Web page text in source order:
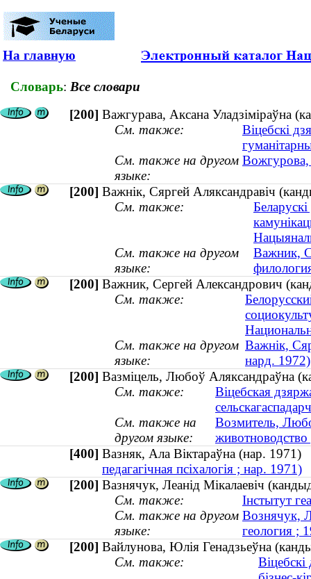
На главную
Словарь: Все словари
[200] Важгурава, Аксана Уладзіміраўна
См. также:
Віцебскі
См. также на другом
языке:
Вожгурова,
[200] Важнік, Сяргей Аляксандравіч
См. также:
См. также на другом
языке:
Важник,
[200] Важник, Сергей Александрович
См. также:
См. также на другом
языке:
Важнік,
нард. 1972)
[200] Вазміцель, Любоў Аляксандраўна
См. также:
Віцебская
См. также на
другом языке:
Возмитель,
[400] Вазняк, Ала Віктараўна (нар.
педагагічная псіхалогія ; нар. 1971)
[200] Вазнячук, Леанід Мікалаевіч
См. также:
Інстытут
См. также на другом
языке:
Вознячук,
геология ;
[200] Вайлунова, Юлія Генадзьеўна
См. также:
Віцебскі